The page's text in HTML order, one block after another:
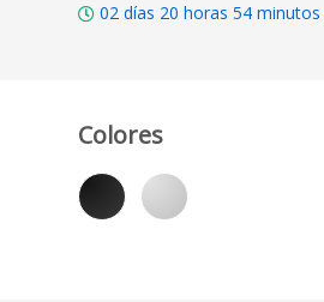
02 días 20 horas 54 minutos
Colores